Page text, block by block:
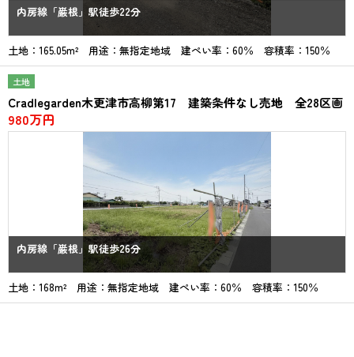
内房線「巌根」駅徒歩22分
土地：165.05m² 用途：無指定地域 建ぺい率：60％ 容積率：150％
土地
Cradlegarden木更津市高柳第17 建築条件なし売地 全28区画
980万円
内房線「巌根」駅徒歩26分
土地：168m² 用途：無指定地域 建ぺい率：60％ 容積率：150％